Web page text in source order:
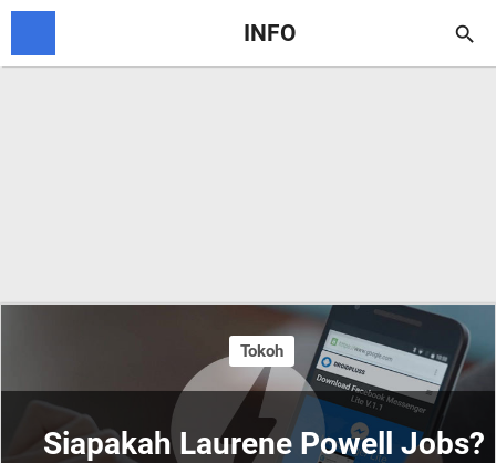
INFO 
Siapakah Laurene Powell Jobs?
Tokoh